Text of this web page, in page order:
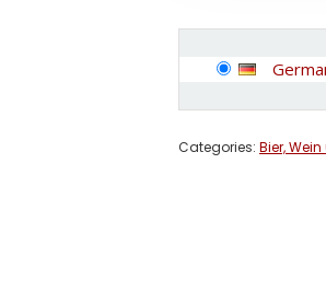
Categories: Bier,